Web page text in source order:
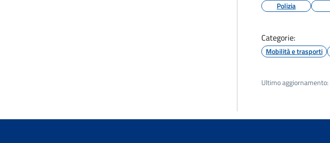
Polizia
Categorie:
Mobilità e trasporti
Ultimo aggiornamento: